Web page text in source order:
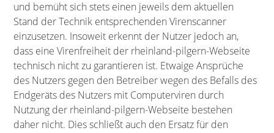
und bemüht sich stets einen jeweils dem aktuellen
Stand der Technik entsprechenden Virenscanner
einzusetzen. Insoweit erkennt der Nutzer jedoch an,
dass eine Virenfreiheit der rheinland-pilgern-Webseite
technisch nicht zu garantieren ist. Etwaige Ansprüche
des Nutzers gegen den Betreiber wegen des Befalls des
Endgeräts des Nutzers mit Computerviren durch
Nutzung der rheinland-pilgern-Webseite bestehen
daher nicht. Dies schließt auch den Ersatz für den